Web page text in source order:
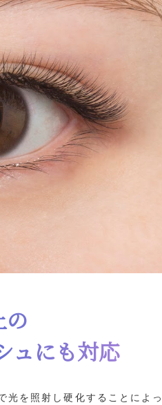
ュにも対応
を照射し硬化することによ